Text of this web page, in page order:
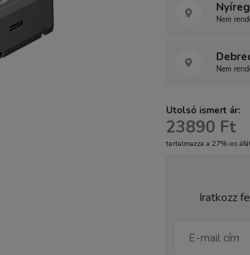
Nem
Nem
Utolsó ismert ár:
23890 Ft
tartalmazza a 27%-os
Iratkozz